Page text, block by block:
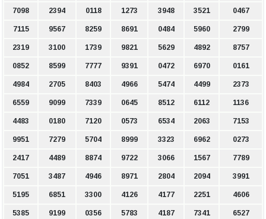
7098 2394 0118 1273 3948 3521 0467
7115 9567 8259 8691 0484 5960 2799
2319 3100 1739 9821 5629 4892 8757
0852 8599 7777 9391 0472 6970 0161
4984 2705 8403 4966 5474 4499 2373
6559 9099 7339 0645 8512 6112 1136
4483 0180 7120 0573 6534 2063 7153
9951 7279 5704 8999 3323 6962 0273
2417 4489 8874 9722 3066 1567 7789
7051 3487 4946 8971 2804 2094 3991
5195 6851 3300 4126 4177 2251 4606
5385 9199 0356 5783 4187 7341 6527